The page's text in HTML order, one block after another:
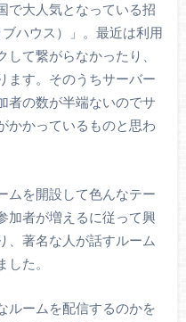
で大人気となっている招
ハウス）」。最近は利用
て繋がらなかったり、
ます。そのうちサーバー
者の数が半端ないのでサ
かかっているものと思わ
ムを開設して色んなテー
加者が増えるに従って興
、著名な人が話すルーム
た。
ルームを配信するのかを